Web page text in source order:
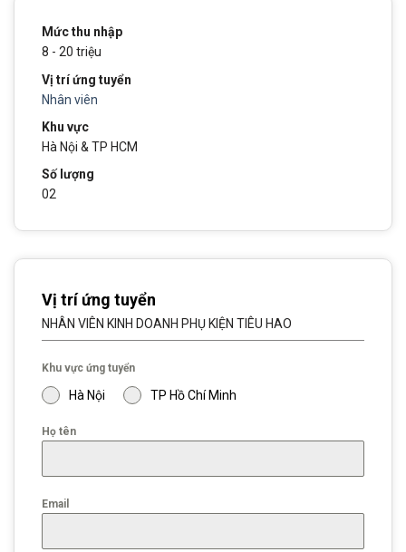
Mức thu nhập
8 - 20 triệu
Vị trí ứng tuyển
Nhân viên
Khu vực
Hà Nội & TP HCM
Số lượng
02
Vị trí ứng tuyển
NHÂN VIÊN KINH DOANH PHỤ KIỆN TIÊU HAO
Khu vực ứng tuyển
Hà Nội TP Hồ Chí Minh
Họ tên
Email